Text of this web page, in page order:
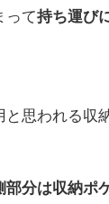
って持ち運び
思われる収
部分は収納ポ